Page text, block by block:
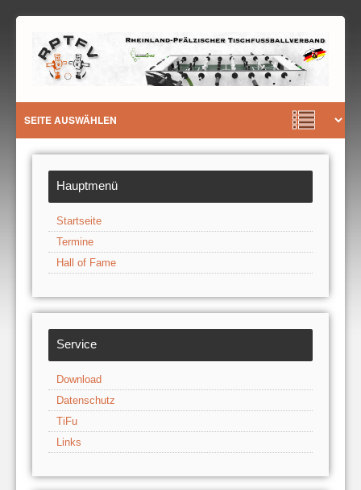
Hauptmenü
Startseite
Termine
Hall of Fame
Service
Download
Datenschutz
TiFu
Links